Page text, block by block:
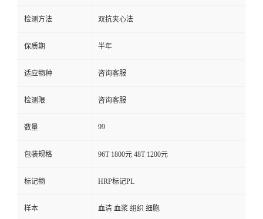
检测方法 双抗夹心法
保质期 半年
适应物种 咨询客服
检测限 咨询客服
数量 99
包装规格 96T 1800元 48T 1200元
标记物 HRP标记PL
样本 血清 血浆 组织 细胞